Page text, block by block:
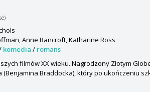
Anne Bancroft, Katharine Ross
komedia / romans
filmów XX wieku. Nagrodzony Złotym
(Benjamina Braddocka), który po ukończeniu